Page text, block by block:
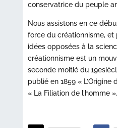
conservatrice du peuple
Nous assistons en ce
force du créationnisme,
idées opposées à la
créationnisme est un
seconde moitié du
publié en 1859 « L’Origine
« La Filiation de l’homme ».